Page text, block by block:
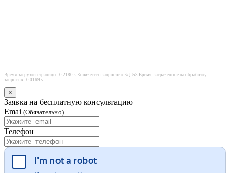
Время загрузки страницы: 0.2180 s Количество запросов к БД: 53 Время, затраченное на обработку
запросов : 0.0169 s
×
Заявка на бесплатную консультацию
Emai (Обязательно)
Телефон